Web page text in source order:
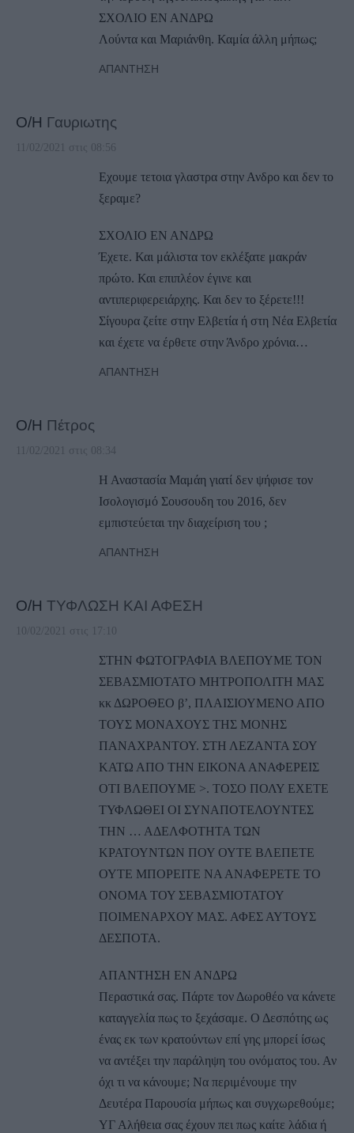
ΣΧΟΛΙΟ ΕΝ ΑΝΔΡΩ
Λούντα και Μαριάνθη. Καμία άλλη μήπως;
ΑΠΆΝΤΗΣΗ
Ο/Η Γαυριωτης
11/02/2021 στις 08:56
Εχουμε τετοια γλαστρα στην Ανδρο και δεν το
ξεραμε?
ΣΧΟΛΙΟ ΕΝ ΑΝΔΡΩ
Έχετε. Και μάλιστα τον εκλέξατε μακράν
πρώτο. Και επιπλέον έγινε και
αντιπεριφερειάρχης. Και δεν το ξέρετε!!!
Σίγουρα ζείτε στην Ελβετία ή στη Νέα Ελβετία
και έχετε να έρθετε στην Άνδρο χρόνια…
ΑΠΆΝΤΗΣΗ
Ο/Η Πέτρος
11/02/2021 στις 08:34
Η Αναστασία Μαμάη γιατί δεν ψήφισε τον
Ισολογισμό Σουσουδη του 2016, δεν
εμπιστεύεται την διαχείριση του ;
ΑΠΆΝΤΗΣΗ
Ο/Η ΤΥΦΛΩΣΗ ΚΑΙ ΑΦΕΣΗ
10/02/2021 στις 17:10
ΣΤΗΝ ΦΩΤΟΓΡΑΦΙΑ ΒΛΕΠΟΥΜΕ ΤΟΝ
ΣΕΒΑΣΜΙΟΤΑΤΟ ΜΗΤΡΟΠΟΛΙΤΗ ΜΑΣ
κκ ΔΩΡΟΘΕΟ β’, ΠΛΑΙΣΙΟΥΜΕΝΟ ΑΠΟ
ΤΟΥΣ ΜΟΝΑΧΟΥΣ ΤΗΣ ΜΟΝΗΣ
ΠΑΝΑΧΡΑΝΤΟΥ. ΣΤΗ ΛΕΖΑΝΤΑ ΣΟΥ
ΚΑΤΩ ΑΠΟ ΤΗΝ ΕΙΚΟΝΑ ΑΝΑΦΕΡΕΙΣ
ΟΤΙ ΒΛΕΠΟΥΜΕ >. ΤΟΣΟ ΠΟΛΥ ΕΧΕΤΕ
ΤΥΦΛΩΘΕΙ ΟΙ ΣΥΝΑΠΟΤΕΛΟΥΝΤΕΣ
ΤΗΝ … ΑΔΕΛΦΟΤΗΤΑ ΤΩΝ
ΚΡΑΤΟΥΝΤΩΝ ΠΟΥ ΟΥΤΕ ΒΛΕΠΕΤΕ
ΟΥΤΕ ΜΠΟΡΕΙΤΕ ΝΑ ΑΝΑΦΕΡΕΤΕ ΤΟ
ΟΝΟΜΑ ΤΟΥ ΣΕΒΑΣΜΙΟΤΑΤΟΥ
ΠΟΙΜΕΝΑΡΧΟΥ ΜΑΣ. ΑΦΕΣ ΑΥΤΟΥΣ
ΔΕΣΠΟΤΑ.
ΑΠΑΝΤΗΣΗ ΕΝ ΑΝΔΡΩ
Περαστικά σας. Πάρτε τον Δωροθέο να κάνετε
καταγγελία πως το ξεχάσαμε. Ο Δεσπότης ως
ένας εκ των κρατούντων επί γης μπορεί ίσως
να αντέξει την παράληψη του ονόματος του. Αν
όχι τι να κάνουμε; Να περιμένουμε την
Δευτέρα Παρουσία μήπως και συγχωρεθούμε;
ΥΓ Αλήθεια σας έχουν πει πως καίτε λάδια ή